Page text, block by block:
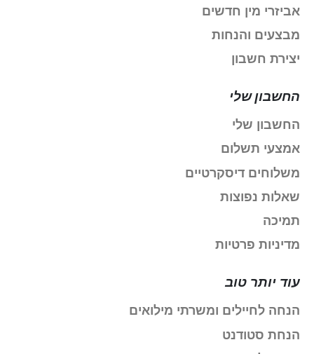
אביזרי מין חדשים
מבצעים והנחות
יצירת חשבון
החשבון שלי
החשבון שלי
אמצעי תשלום
משלוחים דיסקרטיים
שאלות נפוצות
תמיכה
מדיניות פרטיות
עוד יותר טוב
הנחה לחיילים ומשרתי מילואים
הנחת סטודנט